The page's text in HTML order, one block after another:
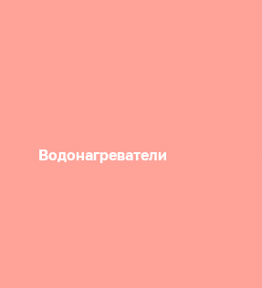
Водонагреватели